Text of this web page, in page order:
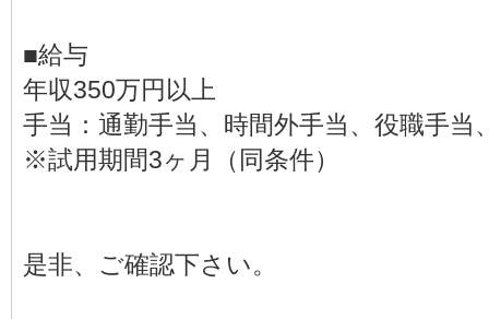
■給与
年収350万円以上
手当：通勤手当、時間外手当、役職手
※試用期間3ヶ月（同条件）
是非、ご確認下さい。